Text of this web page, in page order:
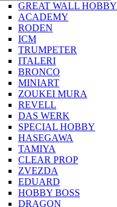
GREAT WALL HOBBY
ACADEMY
RODEN
ICM
TRUMPETER
ITALERI
BRONCO
MINIART
ZOUKEI MURA
REVELL
DAS WERK
SPECIAL HOBBY
HASEGAWA
TAMIYA
CLEAR PROP
ZVEZDA
EDUARD
HOBBY BOSS
DRAGON